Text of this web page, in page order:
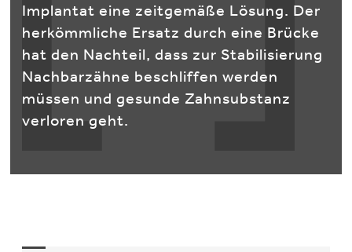
Implantat eine zeitgemäße Lösung. Der
herkömmliche Ersatz durch eine Brücke
hat den Nachteil, dass zur Stabilisierung
Nachbarzähne beschliffen werden
müssen und gesunde Zahnsubstanz
verloren geht.